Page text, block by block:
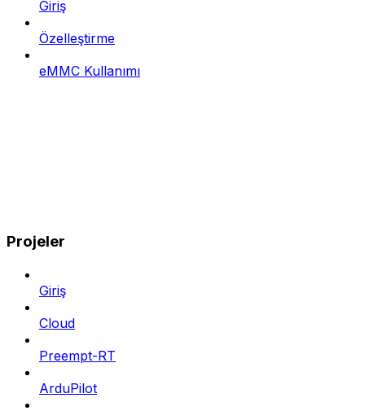
Giriş
Özelleştirme
eMMC Kullanımı
Projeler
Giriş
Cloud
Preempt-RT
ArduPilot